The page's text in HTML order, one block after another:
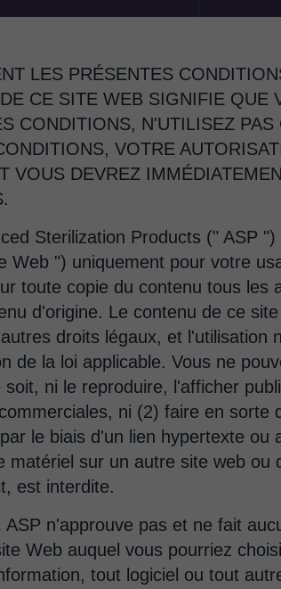
LES PRÉSENTES
CE SITE WEB SIGNIFIE QUE
CONDITIONS, N'UTILISEZ
VOTRE
VOUS DEVREZ
Sterilization Products (" ASP
Web ") uniquement pour votre
toute copie du contenu tous les
d'origine. Le contenu de ce
droits légaux, et l'utilisation
de la loi applicable. Vous ne
ni le reproduire, l'afficher
ni (2) faire en
le biais d'un lien hypertexte ou
matériel sur un autre site web ou
est interdite.
ASP n'approuve pas et ne fait
Web auquel vous pourriez
tout logiciel ou tout